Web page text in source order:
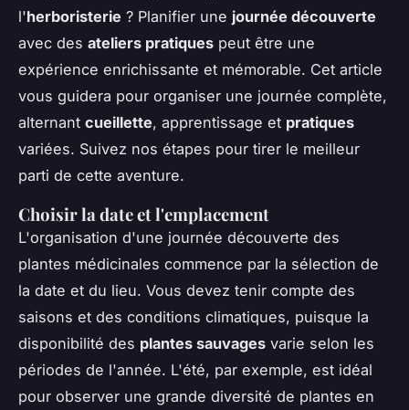
l'herboristerie ? Planifier une journée découverte
avec des ateliers pratiques peut être une
expérience enrichissante et mémorable. Cet article
vous guidera pour organiser une journée complète,
alternant cueillette, apprentissage et pratiques
variées. Suivez nos étapes pour tirer le meilleur
parti de cette aventure.
Choisir la date et l'emplacement
L'organisation d'une journée découverte des
plantes médicinales commence par la sélection de
la date et du lieu. Vous devez tenir compte des
saisons et des conditions climatiques, puisque la
disponibilité des plantes sauvages varie selon les
périodes de l'année. L'été, par exemple, est idéal
pour observer une grande diversité de plantes en